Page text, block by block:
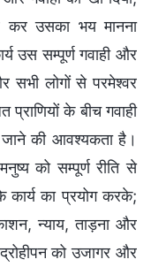
कर उसका भय मानना
उस सम्पूर्ण गवाही और
सभी लोगों से परमेश्वर
के बीच गवाही
जाने की आवश्यकता है।
को सम्पूर्ण रीति से
का प्रयोग करके;
न्याय, ताड़ना और
को उजागर और